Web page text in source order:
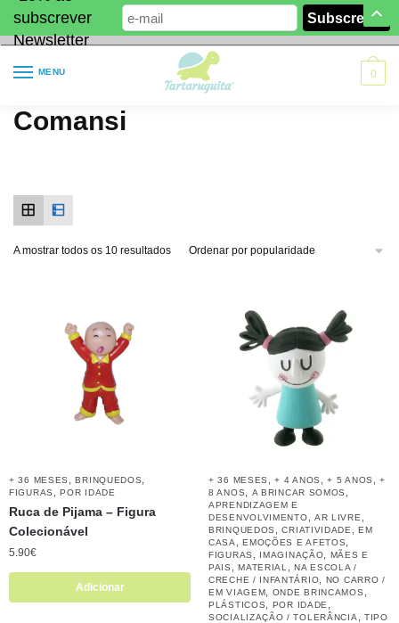
subscrever
Newsletter
MENU 0
Comansi
A mostrar todos os 10 resultados
+ 36 MESES ,BRINQUEDOS
FIGURAS ,POR IDADE
Ruca de Pijama – Figura
Colecionável
5.90€
Adicionar
+ 36 MESES ,+ 4 ANOS ,+ 5 ANOS ,+
8 ANOS
A BRINCAR SOMOS
APRENDIZAGEM E
DESENVOLVIMENTO
AR LIVRE
BRINQUEDOS ,CRIATIVIDADE ,EM
CASA
,EMOÇÕES E AFETOS
FIGURAS IMAGINAÇÃO
MÃES E
PAIS
,MATERIAL ,NA ESCOLA /
CRECHE / INFANTÁRIO
NO CARRO /
EM VIAGEM
ONDE BRINCAMOS
PLÁSTICOS POR IDADE
SOCIALIZAÇÃO / TOLERÂNCIA
TIPO